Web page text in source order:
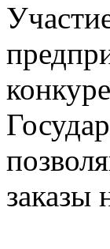
заказы